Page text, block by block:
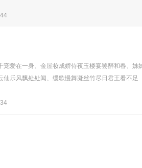
宠爱在一身、金屋妆成娇侍夜玉楼宴罢醉和春、
仙乐风飘处处闻、缓歌慢舞凝丝竹尽日君王看不足